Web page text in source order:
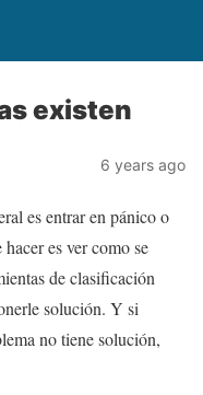
existen
6 years ago
es entrar en pánico o
es ver como se
de clasificación
solución. Y si
no tiene solución,